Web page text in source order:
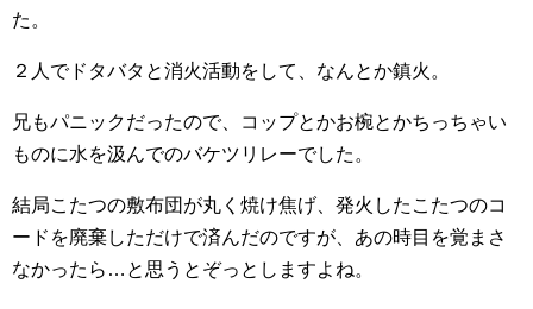
た。
２人でドタバタと消火活動をして、なんとか鎮火。
兄もパニックだったので、コップとかお椀とかちっちゃい
ものに水を汲んでのバケツリレーでした。
結局こたつの敷布団が丸く焼け焦げ、発火したこたつのコ
ードを廃棄しただけで済んだのですが、あの時目を覚まさ
なかったら…と思うとぞっとしますよね。